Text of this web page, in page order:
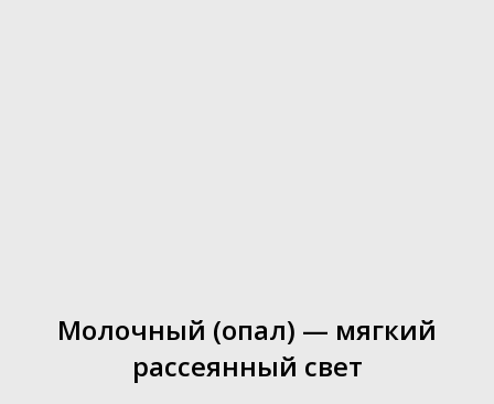
Молочный (опал) — мягкий
рассеянный свет